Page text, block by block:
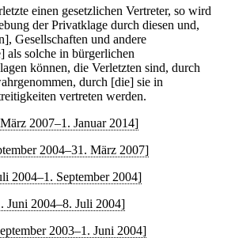
einen gesetzlichen Vertreter, so wird
der Privatklage durch diesen und,
Gesellschaften und andere
als solche in bürgerlichen
können, die Verletzten sind, durch
durch [die] sie in
vertreten werden.
2007–1. Januar 2014]
2004–31. März 2007]
2004–1. September 2004]
Juni 2004–8. Juli 2004]
2003–1. Juni 2004]